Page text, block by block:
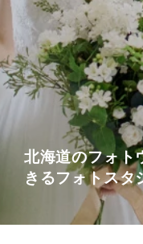
北海道のフォト
きるフォトスタ